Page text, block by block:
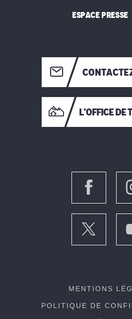
ESPACE PRESSE
L'OFFICE DE
MENTIONS
POLITIQUE DE